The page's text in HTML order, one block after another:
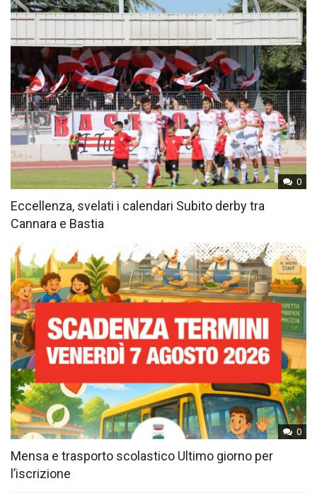
0
Eccellenza, svelati i calendari Subito derby tra
Cannara e Bastia
0
Mensa e trasporto scolastico Ultimo giorno per
l’iscrizione